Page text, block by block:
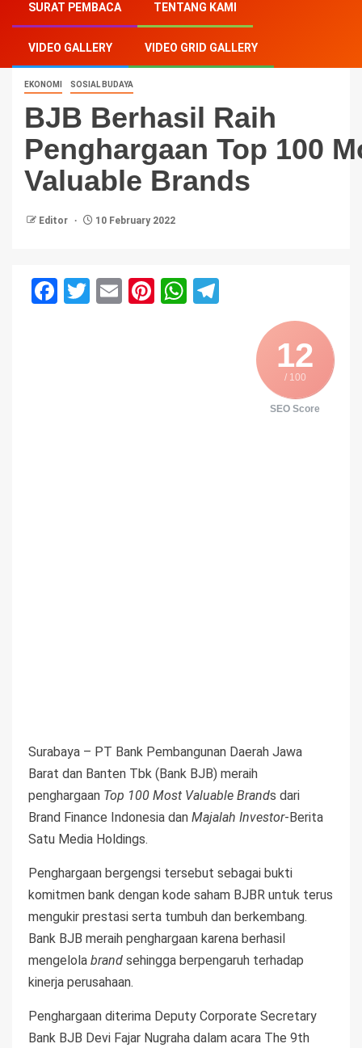
SURAT PEMBACA TENTANG KAMI
VIDEO GALLERY VIDEO GRID GALLERY
Penghargaan Top 100 Most Valuable Brands
EKONOMI SOSIAL BUDAYA
BJB Berhasil Raih
Penghargaan Top 100
Valuable Brands
Editor 10 February 2022
Facebook
Twitter
EmailPinterest
WhatsApp
12
/ 100
SEO Score
Surabaya – PT Bank Pembangunan Daerah Jawa
Barat dan Banten Tbk (Bank BJB) meraih
penghargaan Top 100 Most Valuable Brands dari
Brand Finance Indonesia dan Majalah Investor-Berita
Satu Media Holdings.
Penghargaan bergengsi tersebut sebagai bukti
komitmen bank dengan kode saham BJBR untuk terus
mengukir prestasi serta tumbuh dan berkembang.
Bank BJB meraih penghargaan karena berhasil
mengelola brand sehingga berpengaruh terhadap
kinerja perusahaan.
Penghargaan diterima Deputy Corporate Secretary
Bank BJB Devi Fajar Nugraha dalam acara The 9th